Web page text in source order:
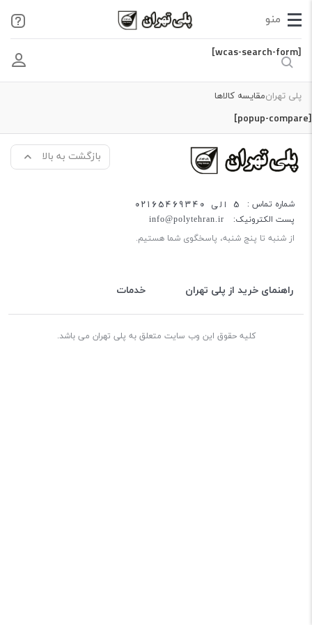
[wcas-search-form]
پلی تهرانمقایسه کالاها
[popup-compare]
بازگشت به بالا
شماره تماس : 5 الی 02165469340
پست الکترونیک: info@polytehran.ir
از شنبه تا پنج شنبه، پاسخگوی شما هستیم.
راهنمای خرید از پلی تهران خدمات
کلیه حقوق این وب سایت متعلق به پلی تهران می باشد.